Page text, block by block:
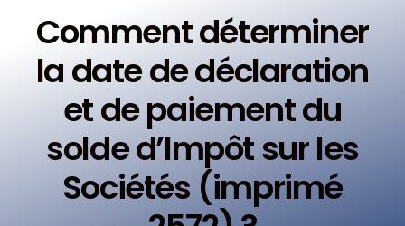
Comment déterminer
la date de déclaration
et de paiement du
solde d’Impôt sur les
Sociétés (imprimé